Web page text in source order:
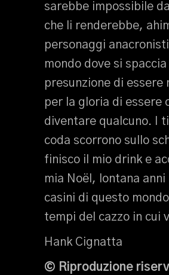
sarebbe impossibile
che li renderebbe,
personaggi
mondo dove si spaccia
presunzione di essere
per la gloria di essere
diventare qualcuno. I
coda scorrono sullo
finisco il mio drink e
mia Noël, lontana anni
casini di questo
tempi del cazzo in cui
Hank Cignatta
© Riproduzione